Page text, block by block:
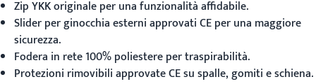
Zip YKK originale per una funzionalità affidabile.
Slider per ginocchia esterni approvati CE per una maggiore
sicurezza.
Fodera in rete 100% poliestere per traspirabilità.
Protezioni rimovibili approvate CE su spalle, gomiti e schiena.